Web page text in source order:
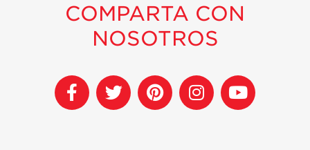
COMPARTA CON
NOSOTROS